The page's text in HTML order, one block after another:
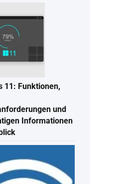
11: Funktionen,
und
Informationen